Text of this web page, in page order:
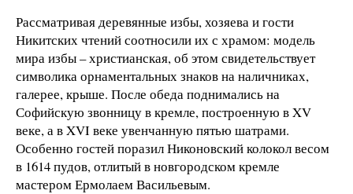
Рассматривая деревянные избы, хозяева и гости
Никитских чтений соотносили их с храмом: модель
мира избы – христианская, об этом свидетельствует
символика орнаментальных знаков на наличниках,
галерее, крыше. После обеда поднимались на
Софийскую звонницу в кремле, построенную в XV
веке, а в XVI веке увенчанную пятью шатрами.
Особенно гостей поразил Никоновский колокол весом
в 1614 пудов, отлитый в новгородском кремле
мастером Ермолаем Васильевым.